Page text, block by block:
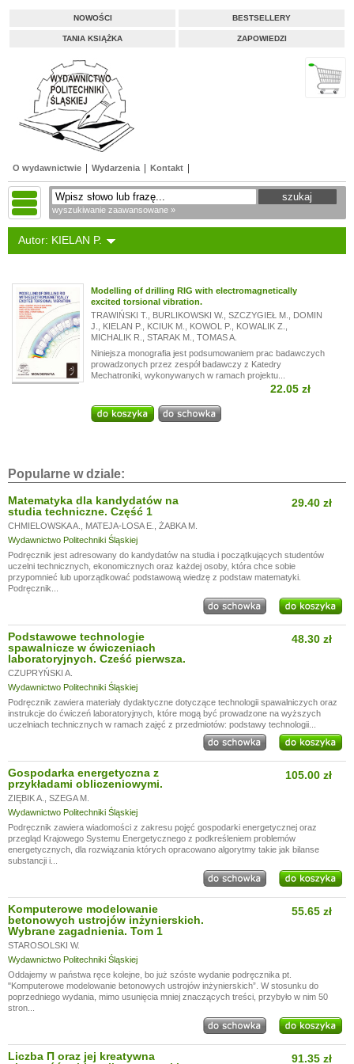
NOWOŚCI BESTSELLERY
TANIA KSIĄŻKA ZAPOWIEDZI
O wydawnictwie Wydarzenia Kontakt
wyszukiwanie zaawansowane »
Autor: KIELAN P.
Modelling of drilling RIG with electromagnetically
excited torsional vibration.
TRAWIŃSKI T.
BURLIKOWSKI W. SZCZYGIEŁ M.
DOMIN
J.
KIELAN P. KCIUK M. KOWOL P. KOWALIK Z.
MICHALIK R.
STARAK M.
TOMAS A.
Niniejsza monografia jest podsumowaniem prac badawczych
prowadzonych przez zespół badawczy z Katedry
Mechatroniki, wykonywanych w ramach projektu...
22.05 zł
Popularne w dziale:
Matematyka dla kandydatów na
studia techniczne. Część 1
CHMIELOWSKA A. MATEJA-LOSA E.
ŻABKA M.
Wydawnictwo Politechniki Śląskiej
29.40 zł
Podręcznik jest adresowany do kandydatów na studia i początkujących studentów
uczelni technicznych, ekonomicznych oraz każdej osoby, która chce sobie
przypomnieć lub uporządkować podstawową wiedzę z podstaw matematyki.
Podręcznik...
Podstawowe technologie
spawalnicze w ćwiczeniach
laboratoryjnych. Cześć pierwsza.
CZUPRYŃSKI A.
Wydawnictwo Politechniki Śląskiej
48.30 zł
Podręcznik zawiera materiały dydaktyczne dotyczące technologii spawalniczych oraz
instrukcje do ćwiczeń laboratoryjnych, które mogą być prowadzone na wyższych
uczelniach technicznych w ramach zajęć z przedmiotów: podstawy technologii...
Gospodarka energetyczna z
przykładami obliczeniowymi.
ZIĘBIK A.
SZEGA M.
Wydawnictwo Politechniki Śląskiej
105.00 zł
Podręcznik zawiera wiadomości z zakresu pojęć gospodarki energetycznej oraz
przegląd Krajowego Systemu Energetycznego z podkreśleniem problemów
energetycznych, dla rozwiązania których opracowano algorytmy takie jak bilanse
substancji i...
Komputerowe modelowanie
betonowych ustrojów inżynierskich.
Wybrane zagadnienia. Tom 1
STAROSOLSKI W.
Wydawnictwo Politechniki Śląskiej
55.65 zł
Oddajemy w państwa ręce kolejne, bo już szóste wydanie podręcznika pt.
"Komputerowe modelowanie betonowych ustrojów inżynierskich”. W stosunku do
poprzedniego wydania, mimo usunięcia mniej znaczących treści, przybyło w nim 50
stron...
Liczba Π oraz jej kreatywna
91.35 zł